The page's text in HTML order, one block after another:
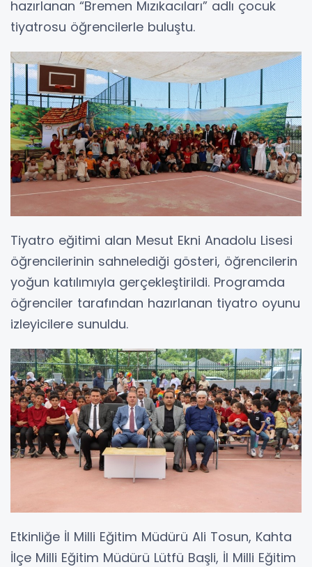
hazırlanan “Bremen Mızıkacıları” adlı çocuk
tiyatrosu öğrencilerle buluştu.
Tiyatro eğitimi alan Mesut Ekni Anadolu Lisesi
öğrencilerinin sahnelediği gösteri, öğrencilerin
yoğun katılımıyla gerçekleştirildi. Programda
öğrenciler tarafından hazırlanan tiyatro oyunu
izleyicilere sunuldu.
Etkinliğe İl Milli Eğitim Müdürü Ali Tosun, Kahta
İlçe Milli Eğitim Müdürü Lütfü Başli, İl Milli Eğitim